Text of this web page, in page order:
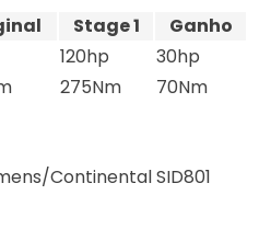
Stage 1
Ganho
120hp
30hp
275Nm 70Nm
Continental SID801